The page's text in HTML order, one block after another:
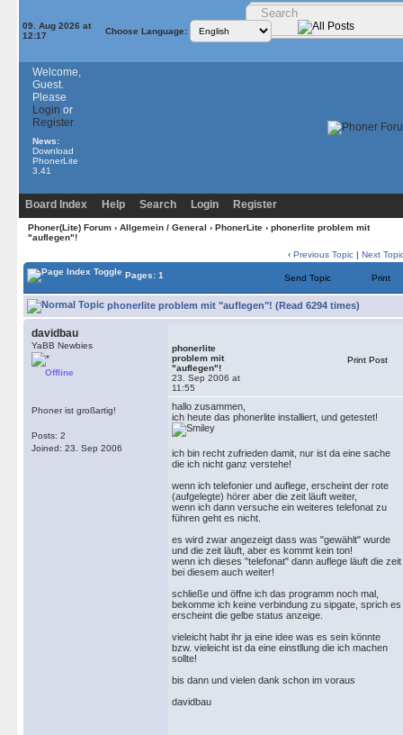
09. Aug 2026 at
12:17
Choose Language:
Welcome,
Guest.
Please
Login or
Register
News:
Download
PhonerLite
3.41
Board Index Help Search Login Register
Phoner(Lite) Forum› Allgemein / General › PhonerLite› phonerlite problem mit
"auflegen"!
‹ Previous Topic | Next
Pages: 1 Send Topic Print
phonerlite problem mit "auflegen"! (Read 6294 times)
davidbau
YaBB Newbies
Offline
Phoner ist großartig!
Posts: 2
Joined: 23. Sep 2006
phonerlite
problem mit
"auflegen"!
23. Sep 2006 at
11:55
Print Post
hallo zusammen,
ich heute das phonerlite installiert, und getestet!
ich bin recht zufrieden damit, nur ist da eine sache
die ich nicht ganz verstehe!
wenn ich telefonier und auflege, erscheint der rote
(aufgelegte) hörer aber die zeit läuft weiter,
wenn ich dann versuche ein weiteres telefonat zu
führen geht es nicht.
es wird zwar angezeigt dass was "gewählt" wurde
und die zeit läuft, aber es kommt kein ton!
wenn ich dieses "telefonat" dann auflege läuft die zeit
bei diesem auch weiter!
schließe und öffne ich das programm noch mal,
bekomme ich keine verbindung zu sipgate, sprich es
erscheint die gelbe status anzeige.
vieleicht habt ihr ja eine idee was es sein könnte
bzw. vieleicht ist da eine einstllung die ich machen
sollte!
bis dann und vielen dank schon im voraus
davidbau